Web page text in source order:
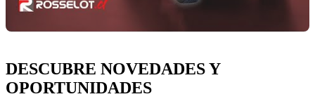
DESCUBRE NOVEDADES Y
OPORTUNIDADES